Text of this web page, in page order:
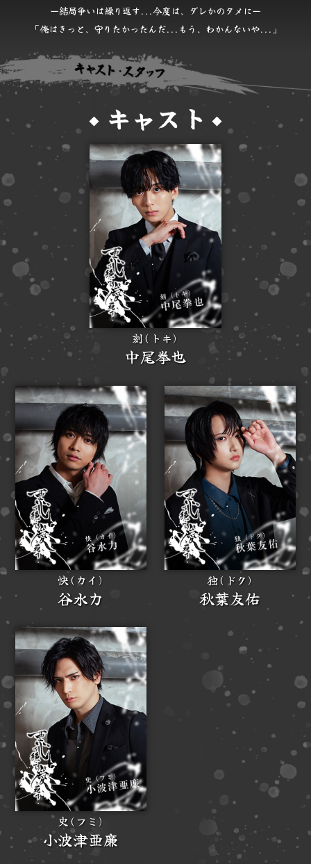
ー結局争いは繰り返す...今度は、ダレかのタメにー
「俺はきっと、守りたかったんだ... もう、わかんないや...」
◆ キャスト ◆
刻(トキ)
中尾拳也
快(カイ)
谷水力
独(ドク)
秋葉友佑
史(フミ)
小波津亜廉